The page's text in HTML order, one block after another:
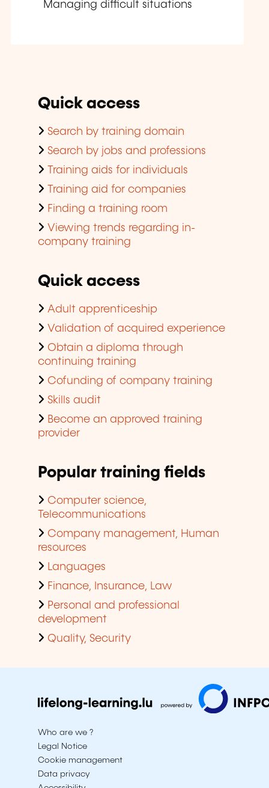
Managing difficult situations
Quick access
Search by training domain
Search by jobs and professions
Training aids for individuals
Training aid for companies
Finding a training room
Viewing trends regarding in-
company training
Quick access
Adult apprenticeship
Validation of acquired experience
Obtain a diploma through
continuing training
Cofunding of company training
Skills audit
Become an approved training
provider
Popular training fields
Computer science,
Telecommunications
Company management, Human
resources
Languages
Finance, Insurance, Law
Personal and professional
development
Quality, Security
Who are we ?
Legal Notice
Cookie management
Data privacy